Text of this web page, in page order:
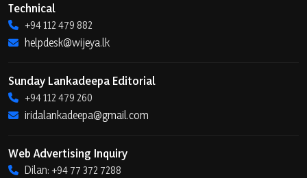
Technical
+94 112 479 882
helpdesk@wijeya.lk
Sunday Lankadeepa Editorial
+94 112 479 260
iridalankadeepa@gmail.com
Web Advertising Inquiry
Dilan: +94 77 372 7288